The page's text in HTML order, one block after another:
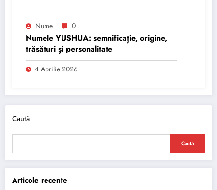
Nume 0
Numele YUSHUA: semnificație, origine,
trăsături și personalitate
4 Aprilie 2026
Caută
Caută
Articole recente